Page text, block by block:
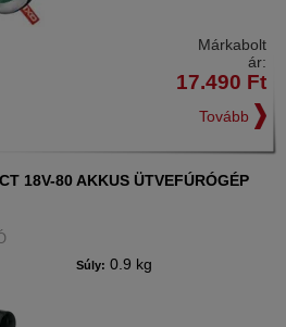
Márkabolt
ár:
17.490 Ft
Tovább
18V-80 AKKUS ÜTVEFÚRÓGÉP
Súly: 0.9 kg